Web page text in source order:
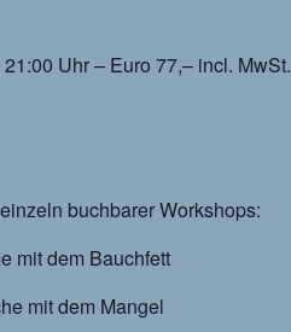
Uhr – Euro 77,– incl. MwSt.
buchbarer Workshops:
mit dem Bauchfett
mit dem Mangel